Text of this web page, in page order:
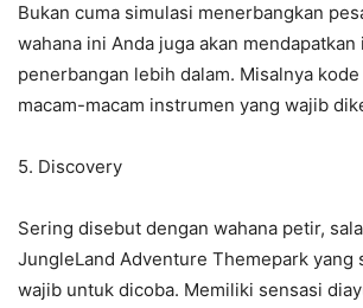
Bukan cuma simulasi menerbangkan
wahana ini Anda juga akan
penerbangan lebih dalam. Misalnya
macam-macam instrumen yang wajib
5. Discovery
Sering disebut dengan wahana petir,
JungleLand Adventure Themepark yang
wajib untuk dicoba. Memiliki sensasi